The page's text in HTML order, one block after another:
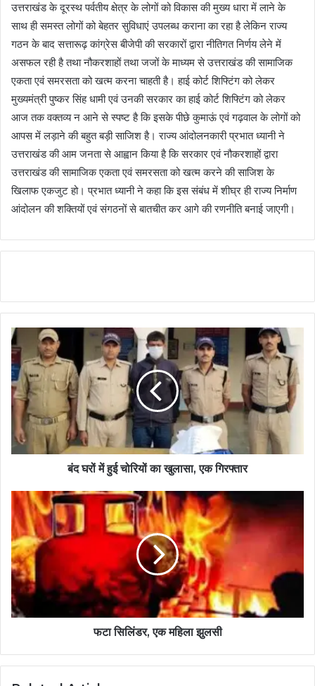
उत्तराखंड के दूरस्थ पर्वतीय क्षेत्र के लोगों को विकास की मुख्य धारा में लाने के
साथ ही समस्त लोगों को बेहतर सुविधाएं उपलब्ध कराना का रहा है लेकिन राज्य
गठन के बाद सत्तारूढ़ कांग्रेस बीजेपी की सरकारों द्वारा नीतिगत निर्णय लेने में
असफल रही है तथा नौकरशाहों तथा जजों के माध्यम से उत्तराखंड की सामाजिक
एकता एवं समरसता को खत्म करना चाहती है। हाई कोर्ट शिफ्टिंग को लेकर
मुख्यमंत्री पुष्कर सिंह धामी एवं उनकी सरकार का हाई कोर्ट शिफ्टिंग को लेकर
आज तक वक्तव्य न आने से स्पष्ट है कि इसके पीछे कुमाऊं एवं गढ़वाल के लोगों को
आपस में लड़ाने की बहुत बड़ी साजिश है। राज्य आंदोलनकारी प्रभात ध्यानी ने
उत्तराखंड की आम जनता से आह्वान किया है कि सरकार एवं नौकरशाहों द्वारा
उत्तराखंड की सामाजिक एकता एवं समरसता को खत्म करने की साजिश के
खिलाफ एकजुट हो। प्रभात ध्यानी ने कहा कि इस संबंध में शीघ्र ही राज्य निर्माण
आंदोलन की शक्तियों एवं संगठनों से बातचीत कर आगे की रणनीति बनाई जाएगी।
बंद घरों में हुई चोरियों का खुलासा, एक गिरफ्तार
फटा सिलिंडर, एक महिला झुलसी